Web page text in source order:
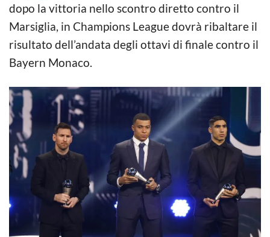
dopo la vittoria nello scontro diretto contro il
Marsiglia, in Champions League dovrà ribaltare il
risultato dell’andata degli ottavi di finale contro il
Bayern Monaco.